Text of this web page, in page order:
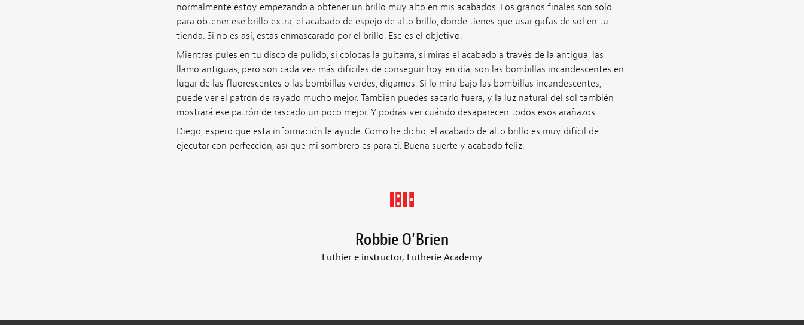
normalmente estoy empezando a obtener un brillo muy alto en mis acabados. Los granos finales son solo
para obtener ese brillo extra, el acabado de espejo de alto brillo, donde tienes que usar gafas de sol en tu
tienda. Si no es así, estás enmascarado por el brillo. Ese es el objetivo.
Mientras pules en tu disco de pulido, si colocas la guitarra, si miras el acabado a través de la antigua, las
llamo antiguas, pero son cada vez más difíciles de conseguir hoy en día, son las bombillas incandescentes en
lugar de las fluorescentes o las bombillas verdes, digamos. Si lo mira bajo las bombillas incandescentes,
puede ver el patrón de rayado mucho mejor. También puedes sacarlo fuera, y la luz natural del sol también
mostrará ese patrón de rascado un poco mejor. Y podrás ver cuándo desaparecen todos esos arañazos.
Diego, espero que esta información le ayude. Como he dicho, el acabado de alto brillo es muy difícil de
ejecutar con perfección, así que mi sombrero es para ti. Buena suerte y acabado feliz.
Robbie O'Brien
Luthier e instructor, Lutherie Academy